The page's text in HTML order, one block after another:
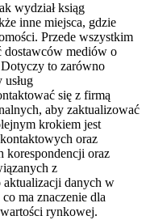
wydział ksiąg
inne miejsca, gdzie
Przede wszystkim
dostawców mediów o
to zarówno
się z firmą
aby zaktualizować
krokiem jest
oraz
korespondencji oraz
z
aktualizacji danych w
ma znaczenie dla
rynkowej.